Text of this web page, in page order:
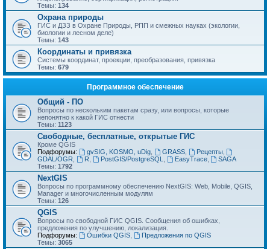
Темы: 134
Охрана природы
ГИС и ДЗЗ в Охране Природы, РПП и смежных науках (экологии,
биологии и лесном деле)
Темы: 143
Координаты и привязка
Системы координат, проекции, преобразования, привязка
Темы: 679
Программное обеспечение
Общий - ПО
Вопросы по нескольким пакетам сразу, или вопросы, которые
непонятно к какой ГИС отнести
Темы: 1123
Свободные, бесплатные, открытые ГИС
Кроме QGIS
Подфорумы:
gvSIG, KOSMO, uDig, GRASS, Рецепты,
GDAL/OGR
R PostGIS/PostgreSQL EasyTrace,
SAGA
Темы: 1792
NextGIS
Вопросы по программному обеспечению NextGIS: Web, Mobile, QGIS,
Manager и многочисленным модулям
Темы: 126
QGIS
Вопросы по свободной ГИС QGIS. Сообщения об ошибках,
предложения по улучшению, локализация.
Подфорумы:
Ошибки QGIS,
Предложения по QGIS
Темы: 3065